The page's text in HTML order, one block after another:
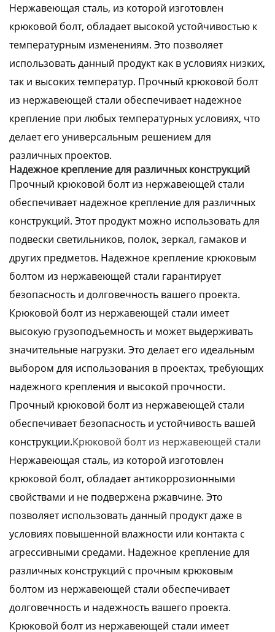
Нержавеющая сталь, из которой изготовлен
крюковой болт, обладает высокой устойчивостью к
температурным изменениям. Это позволяет
использовать данный продукт как в условиях низких,
так и высоких температур. Прочный крюковой болт
из нержавеющей стали обеспечивает надежное
крепление при любых температурных условиях, что
делает его универсальным решением для
различных проектов.
Надежное крепление для различных конструкций
Прочный крюковой болт из нержавеющей стали
обеспечивает надежное крепление для различных
конструкций. Этот продукт можно использовать для
подвески светильников, полок, зеркал, гамаков и
других предметов. Надежное крепление крюковым
болтом из нержавеющей стали гарантирует
безопасность и долговечность вашего проекта.
Крюковой болт из нержавеющей стали имеет
высокую грузоподъемность и может выдерживать
значительные нагрузки. Это делает его идеальным
выбором для использования в проектах, требующих
надежного крепления и высокой прочности.
Прочный крюковой болт из нержавеющей стали
обеспечивает безопасность и устойчивость вашей
конструкции.Крюковой болт из нержавеющей стали
Нержавеющая сталь, из которой изготовлен
крюковой болт, обладает антикоррозионными
свойствами и не подвержена ржавчине. Это
позволяет использовать данный продукт даже в
условиях повышенной влажности или контакта с
агрессивными средами. Надежное крепление для
различных конструкций с прочным крюковым
болтом из нержавеющей стали обеспечивает
долговечность и надежность вашего проекта.
Крюковой болт из нержавеющей стали имеет